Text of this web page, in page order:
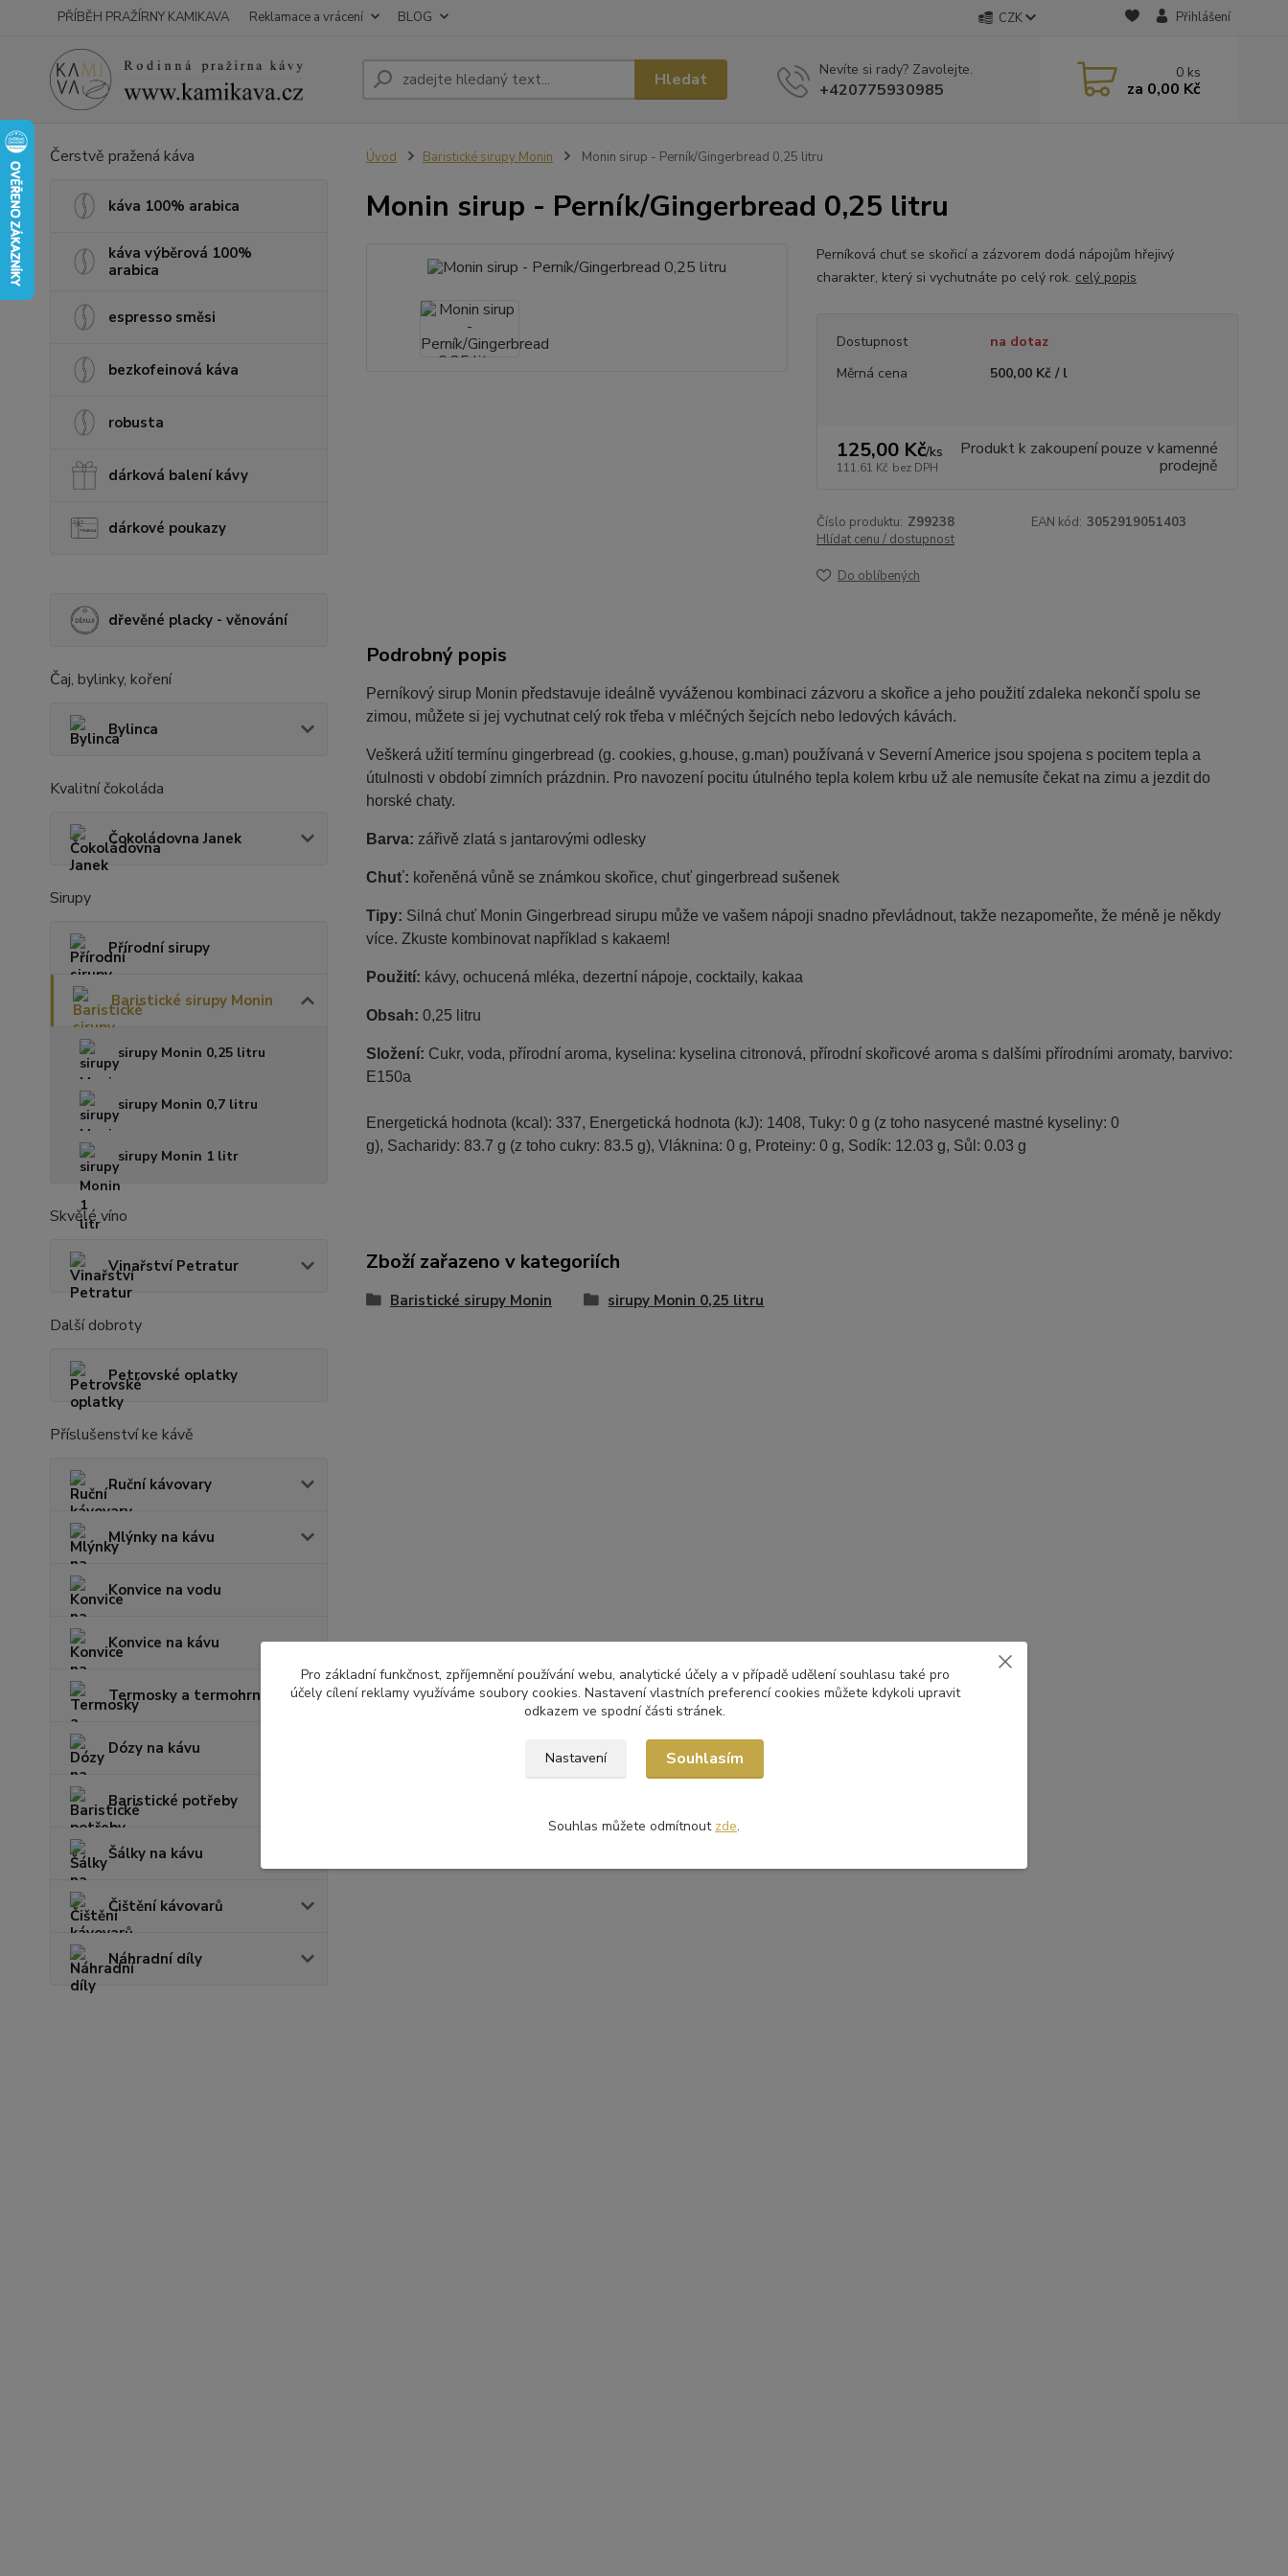
PŘÍBĚH PRAŽÍRNY KAMIKAVA Reklamace a vrácení BLOG CZK Přihlášení
Hledat Nevíte si rady? Zavolejte.
+420775930985
0 ks
za 0,00 Kč
Čerstvě pražená káva
káva 100% arabica
káva výběrová 100%
arabica
espresso směsi
bezkofeinová káva
robusta
dárková balení kávy
dárkové poukazy
dřevěné placky - věnování
Čaj, bylinky, koření
Bylinca
Kvalitní čokoláda
Čokoládovna Janek
Sirupy
Přírodní sirupy
Baristické sirupy Monin
sirupy Monin 0,25 litru
sirupy Monin 0,7 litru
sirupy Monin 1 litr
Skvělé víno
Vinařství Petratur
Další dobroty
Petrovské oplatky
Příslušenství ke kávě
Ruční kávovary
Mlýnky na kávu
Konvice na vodu
Konvice na kávu
Termosky a termohrnky
Dózy na kávu
Baristické potřeby
Šálky na kávu
Čištění kávovarů
Náhradní díly
Úvod Baristické sirupy Monin Monin sirup - Perník/Gingerbread 0,25 litru
Monin sirup - Perník/Gingerbread 0,25 litru
Perníková chuť se skořicí a zázvorem dodá nápojům hřejivý
charakter, který si vychutnáte po celý rok. celý popis
Dostupnost
na dotaz
Měrná cena
500,00 Kč / l
125,00 Kč/ks
111,61 Kč bez DPH
Produkt k zakoupení pouze v kamenné
prodejně
Číslo produktu: Z99238 EAN kód: 3052919051403
Hlídat cenu / dostupnost
Do oblíbených
Podrobný popis
Perníkový sirup Monin představuje ideálně vyváženou kombinaci zázvoru a skořice a jeho použití zdaleka nekončí spolu se
zimou, můžete si jej vychutnat celý rok třeba v mléčných šejcích nebo ledových kávách.
Veškerá užití termínu gingerbread (g. cookies, g.house, g.man) používaná v Severní Americe jsou spojena s pocitem tepla a
útulnosti v období zimních prázdnin. Pro navození pocitu útulného tepla kolem krbu už ale nemusíte čekat na zimu a jezdit do
horské chaty.
Barva: zářivě zlatá s jantarovými odlesky
Chuť: kořeněná vůně se známkou skořice, chuť gingerbread sušenek
Tipy: Silná chuť Monin Gingerbread sirupu může ve vašem nápoji snadno převládnout, takže nezapomeňte, že méně je někdy
více. Zkuste kombinovat například s kakaem!
Použití: kávy, ochucená mléka, dezertní nápoje, cocktaily, kakaa
Obsah: 0,25 litru
Složení: Cukr, voda, přírodní aroma, kyselina: kyselina citronová, přírodní skořicové aroma s dalšími přírodními aromaty, barvivo:
E150a
Energetická hodnota (kcal): 337, Energetická hodnota (kJ): 1408, Tuky: 0 g (z toho nasycené mastné kyseliny: 0
g), Sacharidy: 83.7 g (z toho cukry: 83.5 g), Vláknina: 0 g, Proteiny: 0 g, Sodík: 12.03 g, Sůl: 0.03 g
Zboží zařazeno v kategoriích
Baristické sirupy Monin sirupy Monin 0,25 litru
Pro základní funkčnost, zpříjemnění používání webu, analytické účely a v případě udělení souhlasu také pro
účely cílení reklamy využíváme soubory cookies. Nastavení vlastních preferencí cookies můžete kdykoli upravit
odkazem ve spodní části stránek.
Nastavení Souhlasím
Souhlas můžete odmítnout zde.